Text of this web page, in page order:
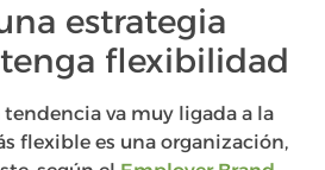
estrategia
flexibilidad
va muy ligada a la
flexible es una organización,